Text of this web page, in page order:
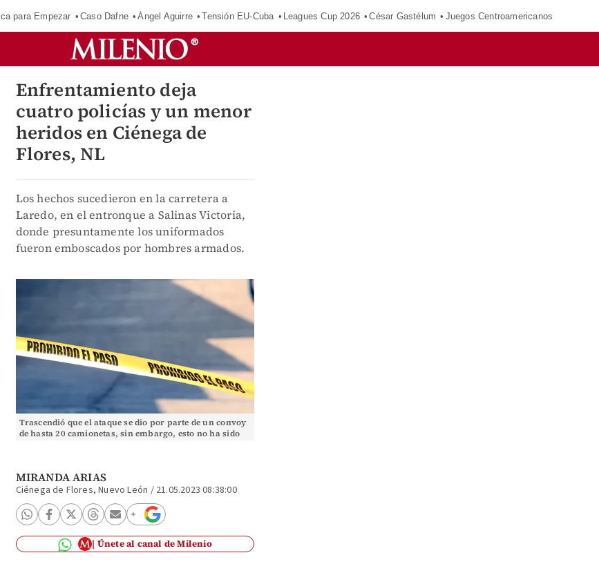
para Empezar Caso Dafne Ángel Aguirre Tensión EU-Cuba Leagues Cup 2026 César Gastélum Juegos Centroamericanos
Enfrentamiento deja
cuatro policías y un menor
heridos en Ciénega de
Flores, NL
Los hechos sucedieron en la carretera a
Laredo, en el entronque a Salinas Victoria,
donde presuntamente los uniformados
fueron emboscados por hombres armados.
Trascendió que el ataque se dio por parte de un convoy
de hasta 20 camionetas, sin embargo, esto no ha sido
MIRANDA ARIAS
Ciénega de Flores, Nuevo León / 21.05.2023 08:38:00
Únete al canal de Milenio